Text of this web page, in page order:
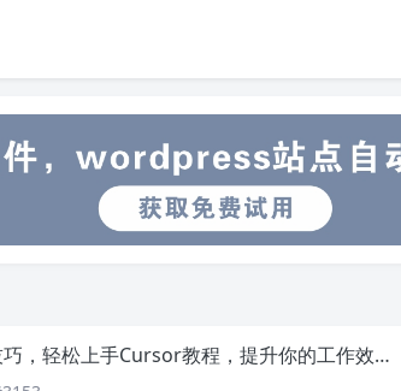
轻松上手Cursor教程，提升你的工作效率和创作灵感